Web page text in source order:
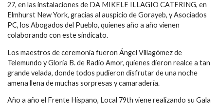
27, en las instalaciones de DA MIKELE ILLAGIO CATERING, en
Elmhurst New York, gracias al auspicio de Gorayeb, y Asociados
PC, los Abogados del Pueblo, quienes año a año vienen
colaborando con este sindicato.
Los maestros de ceremonia fueron Ángel Villagómez de
Telemundo y Gloria B. de Radio Amor, quienes dieron realce a tan
grande velada, donde todos pudieron disfrutar de una noche
amena llena de muchas sorpresas y camaradería.
Año a año el Frente Hispano, Local 79th viene realizando su Gala